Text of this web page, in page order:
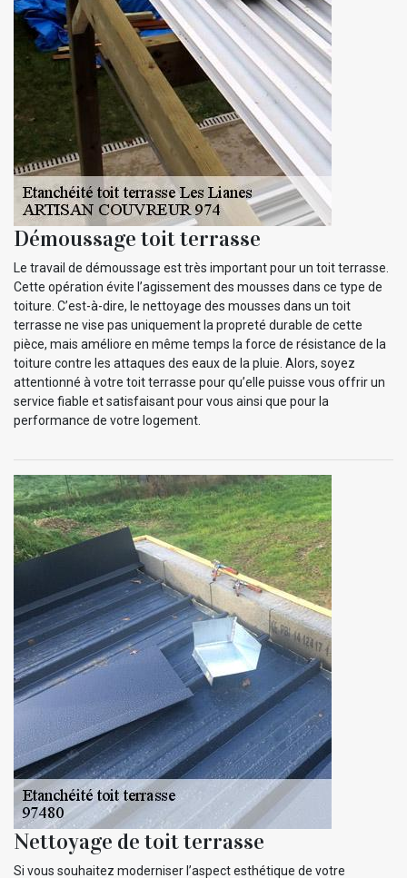
Démoussage toit terrasse
Le travail de démoussage est très important pour un toit terrasse.
Cette opération évite l’agissement des mousses dans ce type de
toiture. C’est-à-dire, le nettoyage des mousses dans un toit
terrasse ne vise pas uniquement la propreté durable de cette
pièce, mais améliore en même temps la force de résistance de la
toiture contre les attaques des eaux de la pluie. Alors, soyez
attentionné à votre toit terrasse pour qu’elle puisse vous offrir un
service fiable et satisfaisant pour vous ainsi que pour la
performance de votre logement.
Nettoyage de toit terrasse
Si vous souhaitez moderniser l’aspect esthétique de votre